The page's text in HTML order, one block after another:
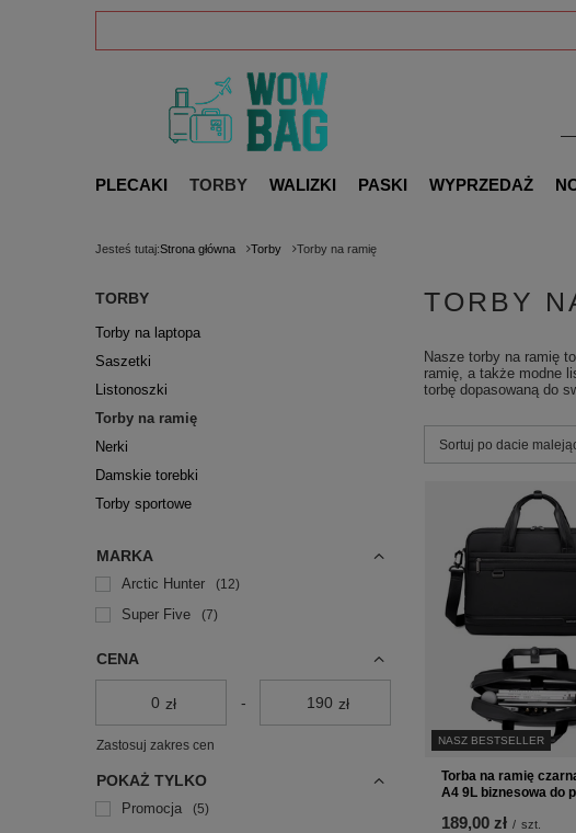
PLECAKI TORBY WALIZKI PASKI WYPRZEDAŻ
Jesteś tutaj:Strona główna Torby Torby na ramię
TORBY
Torby na laptopa
Saszetki
Listonoszki
Torby na ramię
Nerki
Damskie torebki
Torby sportowe
MARKA
Arctic Hunter 12
Super Five 7
CENA
zł - zł
Zastosuj zakres cen
POKAŻ TYLKO
Promocja 5
TORBY
Nasze torby na ramię
ramię, a także modne
torbę dopasowaną do
Zmień sortowanie
Sortuj po dacie
NASZ BESTSELLER
Torba na ramię
A4 9L biznesowa do
189,00 zł / szt.